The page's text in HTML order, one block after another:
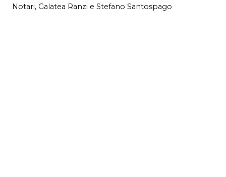
Notari, Galatea Ranzi e Stefano Santospago